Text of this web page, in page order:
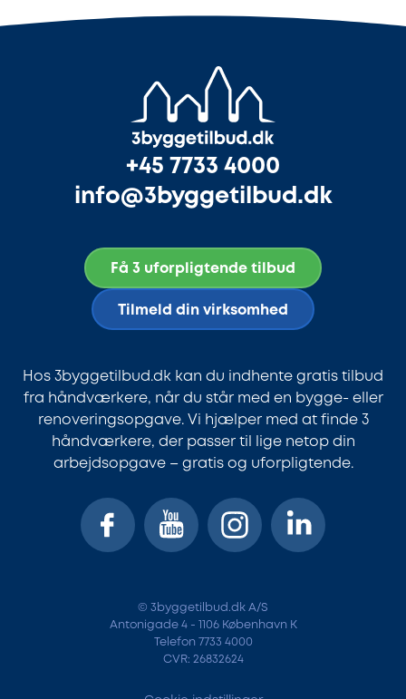
+45 7733 4000
info@3byggetilbud.dk
Få 3 uforpligtende tilbud
Tilmeld din virksomhed
Hos 3byggetilbud.dk kan du indhente gratis tilbud
fra håndværkere, når du står med en bygge- eller
renoveringsopgave. Vi hjælper med at finde 3
håndværkere, der passer til lige netop din
arbejdsopgave – gratis og uforpligtende.
© 3byggetilbud.dk A/S
Antonigade 4 - 1106 København K
Telefon 7733 4000
CVR: 26832624